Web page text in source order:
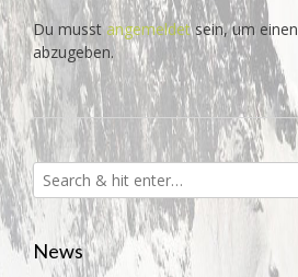
Du musstangemeldetsein, um
abzugeben.
News